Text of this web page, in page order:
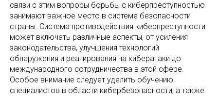
связи с этим вопросы борьбы с киберпреступностью
занимают важное место в системе безопасности
страны. Система противодействия киберпреступности
может включать различные аспекты, от усиления
законодательства, улучшения технологий
обнаружения и реагирования на кибератаки до
международного сотрудничества в этой сфере.
Особое внимание следует уделить обучению
специалистов в области кибербезопасности, а также